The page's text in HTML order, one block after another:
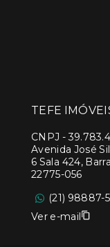
TEFE
CNPJ -
Avenida José
6 Sala 424,
22775-056
(21) 98887-
Ver e-mail